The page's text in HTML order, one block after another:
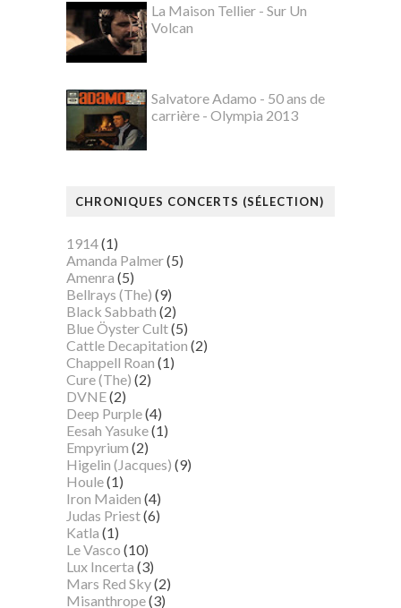
La Maison Tellier - Sur Un
Volcan
Salvatore Adamo - 50 ans de
carrière - Olympia 2013
CHRONIQUES CONCERTS (SÉLECTION)
1914(1)
Amanda Palmer(5)
Amenra (5)
Bellrays (The) (9)
Black Sabbath (2)
Blue Öyster Cult(5)
Cattle Decapitation (2)
Chappell Roan (1)
Cure (The) (2)
DVNE(2)
Deep Purple(4)
Eesah Yasuke(1)
Empyrium (2)
Higelin (Jacques) (9)
Houle(1)
Iron Maiden (4)
Judas Priest(6)
Katla (1)
Le Vasco (10)
Lux Incerta (3)
Mars Red Sky(2)
Misanthrope(3)